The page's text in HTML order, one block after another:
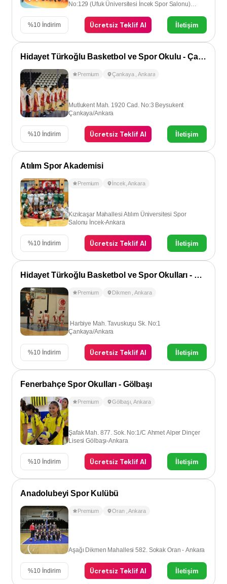
No:129 (Ufuk Üniversitesi İncek Spor Salonu)
%10 İndirim Ücretsiz Teklif Al İletişim
Hidayet Türkoğlu Basketbol ve Spor Okulu - Çankaya
Premium Çankaya ,Ankara
Mutlukent Mah. 1920 Cad. No:3 Beysukent
Çankaya/Ankara
%10 İndirim Ücretsiz Teklif Al İletişim
Atılım Spor Akademisi
Premium İncek ,Ankara
Kızılcaşar Mahallesi Atılım Üniversitesi Spor
Salonu İncek-Ankara
%10 İndirim Ücretsiz Teklif Al İletişim
Hidayet Türkoğlu Basketbol ve Spor Okulları - Dikmen
Premium Dikmen ,Ankara
Harbiye Mah. Tavuskuşu Sk. No:1
Çankaya/Ankara
%10 İndirim Ücretsiz Teklif Al İletişim
Fenerbahçe Spor Okulları - Gölbaşı
Premium Gölbaşı ,Ankara
Şafak Mah. 877. Sok. No:1/C Ahmet Alper Dinçer
Lisesi Gölbaşı-Ankara
%10 İndirim Ücretsiz Teklif Al İletişim
Anadolubeyi Spor Kulübü
Premium Oran ,Ankara
Aşağı Dikmen Mahallesi 582. Sokak Oran - Ankara
%10 İndirim Ücretsiz Teklif Al İletişim